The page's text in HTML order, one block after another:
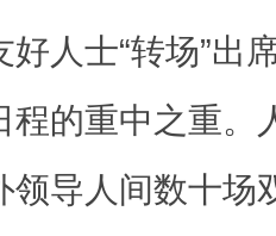
人士“转场”出
程的重中之重。
领导人间数十场